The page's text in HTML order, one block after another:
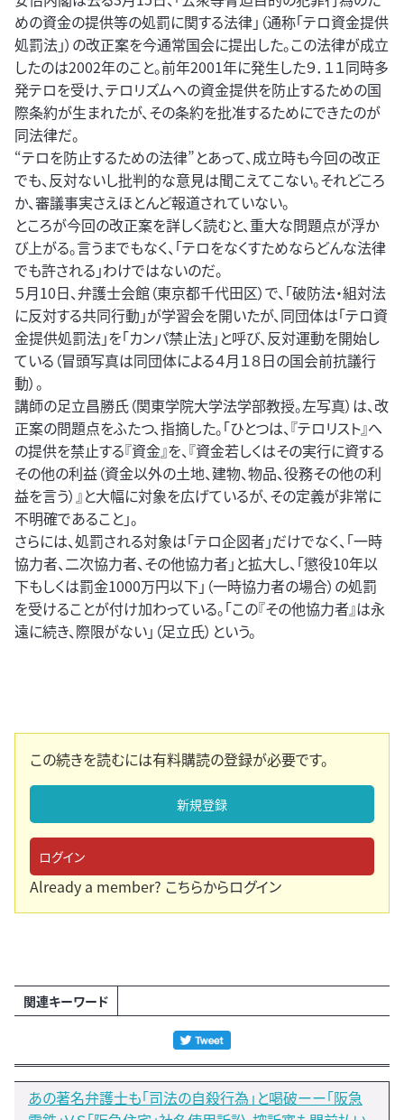
めの資金の提供等の処罰に関する法律」（通称「テロ資金提供
処罰法」）の改正案を今通常国会に提出した。この法律が成立
したのは2002年のこと。前年2001年に発生した９．１１同時多
発テロを受け、テロリズムへの資金提供を防止するための国
際条約が生まれたが、その条約を批准するためにできたのが
同法律だ。
“テロを防止するための法律”とあって、成立時も今回の改正
でも、反対ないし批判的な意見は聞こえてこない。それどころ
か、審議事実さえほとんど報道されていない。
ところが今回の改正案を詳しく読むと、重大な問題点が浮か
び上がる。言うまでもなく、「テロをなくすためならどんな法律
でも許される」わけではないのだ。
５月10日、弁護士会館（東京都千代田区）で、「破防法・組対法
に反対する共同行動」が学習会を開いたが、同団体は「テロ資
金提供処罰法」を「カンパ禁止法」と呼び、反対運動を開始し
ている（冒頭写真は同団体による４月１８日の国会前抗議行
動）。
講師の足立昌勝氏（関東学院大学法学部教授。左写真）は、改
正案の問題点をふたつ、指摘した。「ひとつは、『テロリスト』へ
の提供を禁止する『資金』を、『資金若しくはその実行に資する
その他の利益（資金以外の土地、建物、物品、役務その他の利
益を言う）』と大幅に対象を広げているが、その定義が非常に
不明確であること」。
さらには、処罰される対象は「テロ企図者」だけでなく、「一時
協力者、二次協力者、その他協力者」と拡大し、「懲役10年以
下もしくは罰金1000万円以下」（一時協力者の場合）の処罰
を受けることが付け加わっている。「この『その他協力者』は永
遠に続き、際限がない」（足立氏）という。
この続きを読むには有料購読の登録が必要です。
新規登録
ログイン
Already a member? こちらからログイン
関連キーワード
あの著名弁護士も「司法の自殺行為」と喝破ーー「阪急